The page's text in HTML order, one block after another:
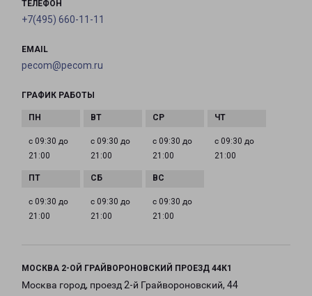
ТЕЛЕФОН
+7(495) 660-11-11
EMAIL
pecom@pecom.ru
ГРАФИК РАБОТЫ
с 09:30 до
21:00
с 09:30 до
21:00
с 09:30 до
21:00
с 09:30 до
21:00
с 09:30 до
21:00
с 09:30 до
21:00
с 09:30 до
21:00
МОСКВА 2-ОЙ ГРАЙВОРОНОВСКИЙ ПРОЕЗД 44К1
Москва город, проезд 2-й Грайвороновский, 44